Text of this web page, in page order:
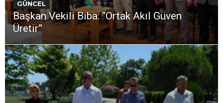
GÜNCEL
Başkan Vekili Biba: “Ortak Akıl Güven
Üretir”